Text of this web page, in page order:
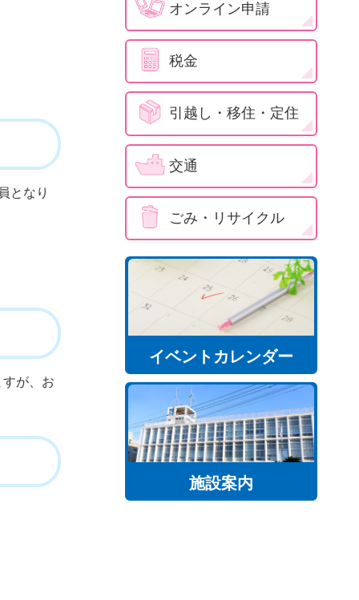
となり
が、お
オンライン申請
税金
引越し・移住・定住
交通
ごみ・リサイクル
イベントカレンダー
施設案内